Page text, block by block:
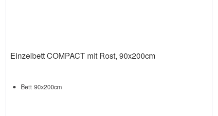
Einzelbett COMPACT mit Rost, 90x200cm
Bett 90x200cm